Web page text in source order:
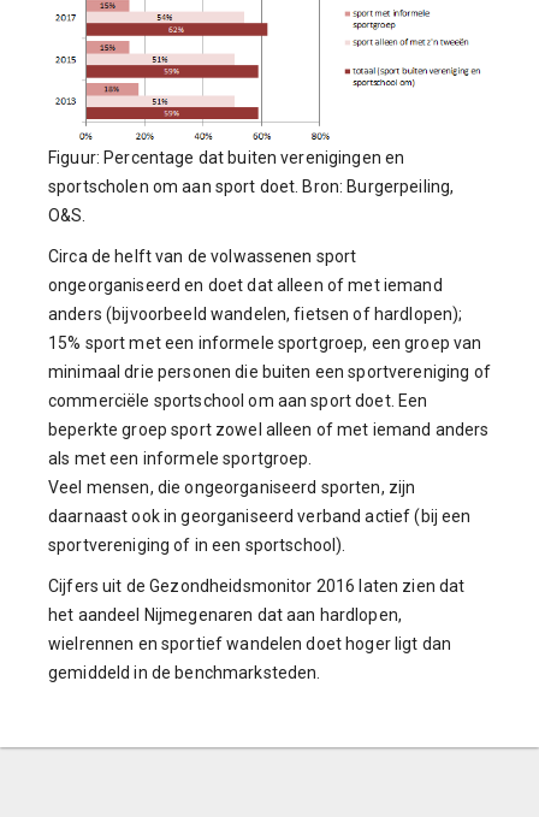
Figuur: Percentage dat buiten verenigingen en
sportscholen om aan sport doet. Bron: Burgerpeiling,
O&S.
Circa de helft van de volwassenen sport
ongeorganiseerd en doet dat alleen of met iemand
anders (bijvoorbeeld wandelen, fietsen of hardlopen);
15% sport met een informele sportgroep, een groep van
minimaal drie personen die buiten een sportvereniging of
commerciële sportschool om aan sport doet. Een
beperkte groep sport zowel alleen of met iemand anders
als met een informele sportgroep.
Veel mensen, die ongeorganiseerd sporten, zijn
daarnaast ook in georganiseerd verband actief (bij een
sportvereniging of in een sportschool).
Cijfers uit de Gezondheidsmonitor 2016 laten zien dat
het aandeel Nijmegenaren dat aan hardlopen,
wielrennen en sportief wandelen doet hoger ligt dan
gemiddeld in de benchmarksteden.